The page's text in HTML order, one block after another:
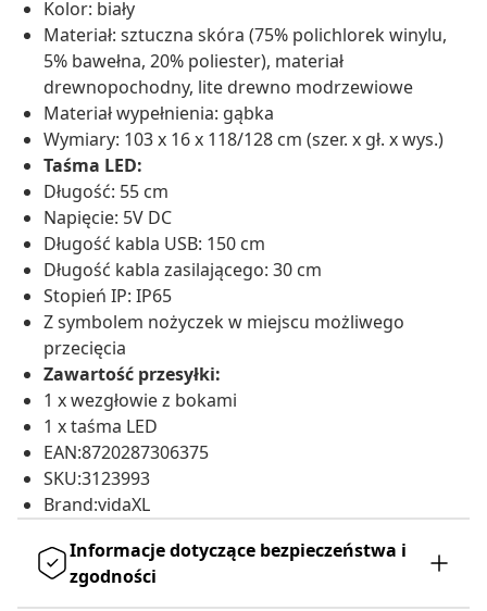
Kolor: biały
Materiał: sztuczna skóra (75% polichlorek winylu,
5% bawełna, 20% poliester), materiał
drewnopochodny, lite drewno modrzewiowe
Materiał wypełnienia: gąbka
Wymiary: 103 x 16 x 118/128 cm (szer. x gł. x wys.)
Taśma LED:
Długość: 55 cm
Napięcie: 5V DC
Długość kabla USB: 150 cm
Długość kabla zasilającego: 30 cm
Stopień IP: IP65
Z symbolem nożyczek w miejscu możliwego
przecięcia
Zawartość przesyłki:
1 x wezgłowie z bokami
1 x taśma LED
EAN:8720287306375
SKU:3123993
Brand:vidaXL
Informacje dotyczące bezpieczeństwa i
zgodności